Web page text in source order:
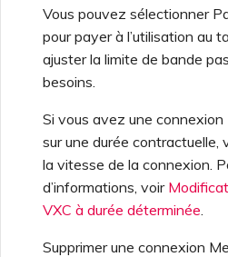
Vous pouvez sélectionner
pour payer à l’utilisation au
ajuster la limite de bande
besoins.
Si vous avez une
sur une durée contractuelle,
la vitesse de la connexion.
d’informations, voir
VXC à durée déterminée
Supprimer une connexion